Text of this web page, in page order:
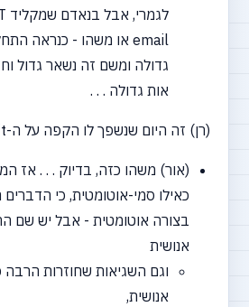
גדולה ומשם זה נשאר גדול
אות גדולה . . .
(רן) זה היום שנשפך לו הקפה על ה-Shift . . . .
(אור) משהו כזה, בדיוק . . . אז
בצורה אוטומטית - אבל יש שם
אנושית
וגם השגיאות שחוזרות הרבה
אנושית,